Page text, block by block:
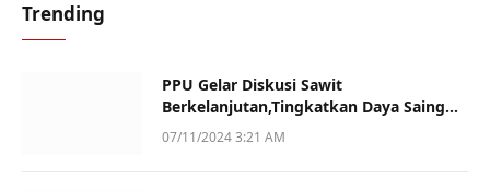
Trending
PPU Gelar Diskusi Sawit
Berkelanjutan,Tingkatkan Daya Saing
dan Kualitas
07/11/2024 3:21 AM